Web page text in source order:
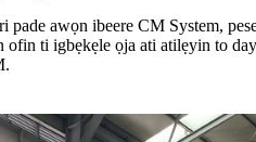
pade awọn ibeere CM System,
ofin ti igbẹkẹle ọja ati atilẹyin to